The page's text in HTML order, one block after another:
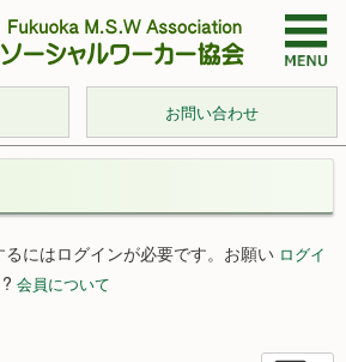
お問い合わせ
にはログインが必要です。お願い ログイ
会員について